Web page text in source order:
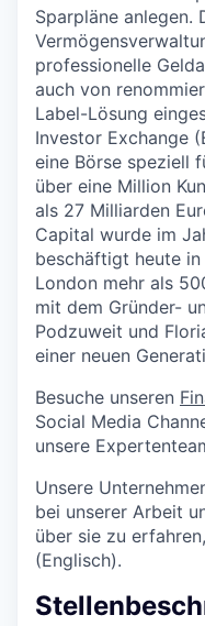
Sparpläne anlegen.
professionelle
auch von
Label-Lösung
Investor Exchange
eine Börse speziell
über eine Million
als 27 Milliarden
Capital wurde im
beschäftigt heute in
London mehr als
mit dem Gründer-
Podzuweit und
einer neuen
Besuche unseren
Social Media
unsere
Unsere
bei unserer Arbeit
über sie zu
(Englisch).